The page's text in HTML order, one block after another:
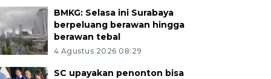
BMKG: Selasa ini Surabaya
berpeluang berawan hingga
berawan tebal
4 Agustus 2026 08:29
SC upayakan penonton bisa